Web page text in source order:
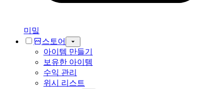
미밐
스토어
아이템 만들기
보유한 아이템
수익 관리
위시 리스트